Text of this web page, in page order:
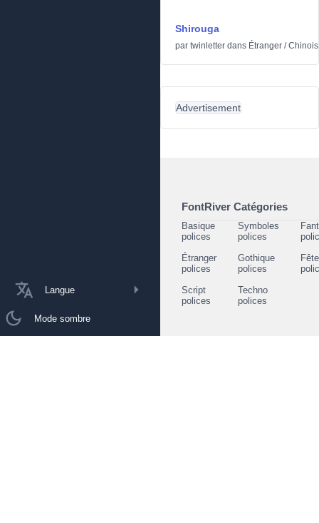
Langue
Mode sombre
Shirouga
par twinletter dans Étranger /
Advertisement
FontRiver Catégories
Basique
polices
Symboles
polices
Étranger
polices
Gothique
polices
Script
polices
Techno
polices